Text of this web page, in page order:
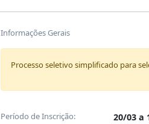
Informações Gerais
Processo seletivo simplificado para
Período de Inscrição: 20/03 a